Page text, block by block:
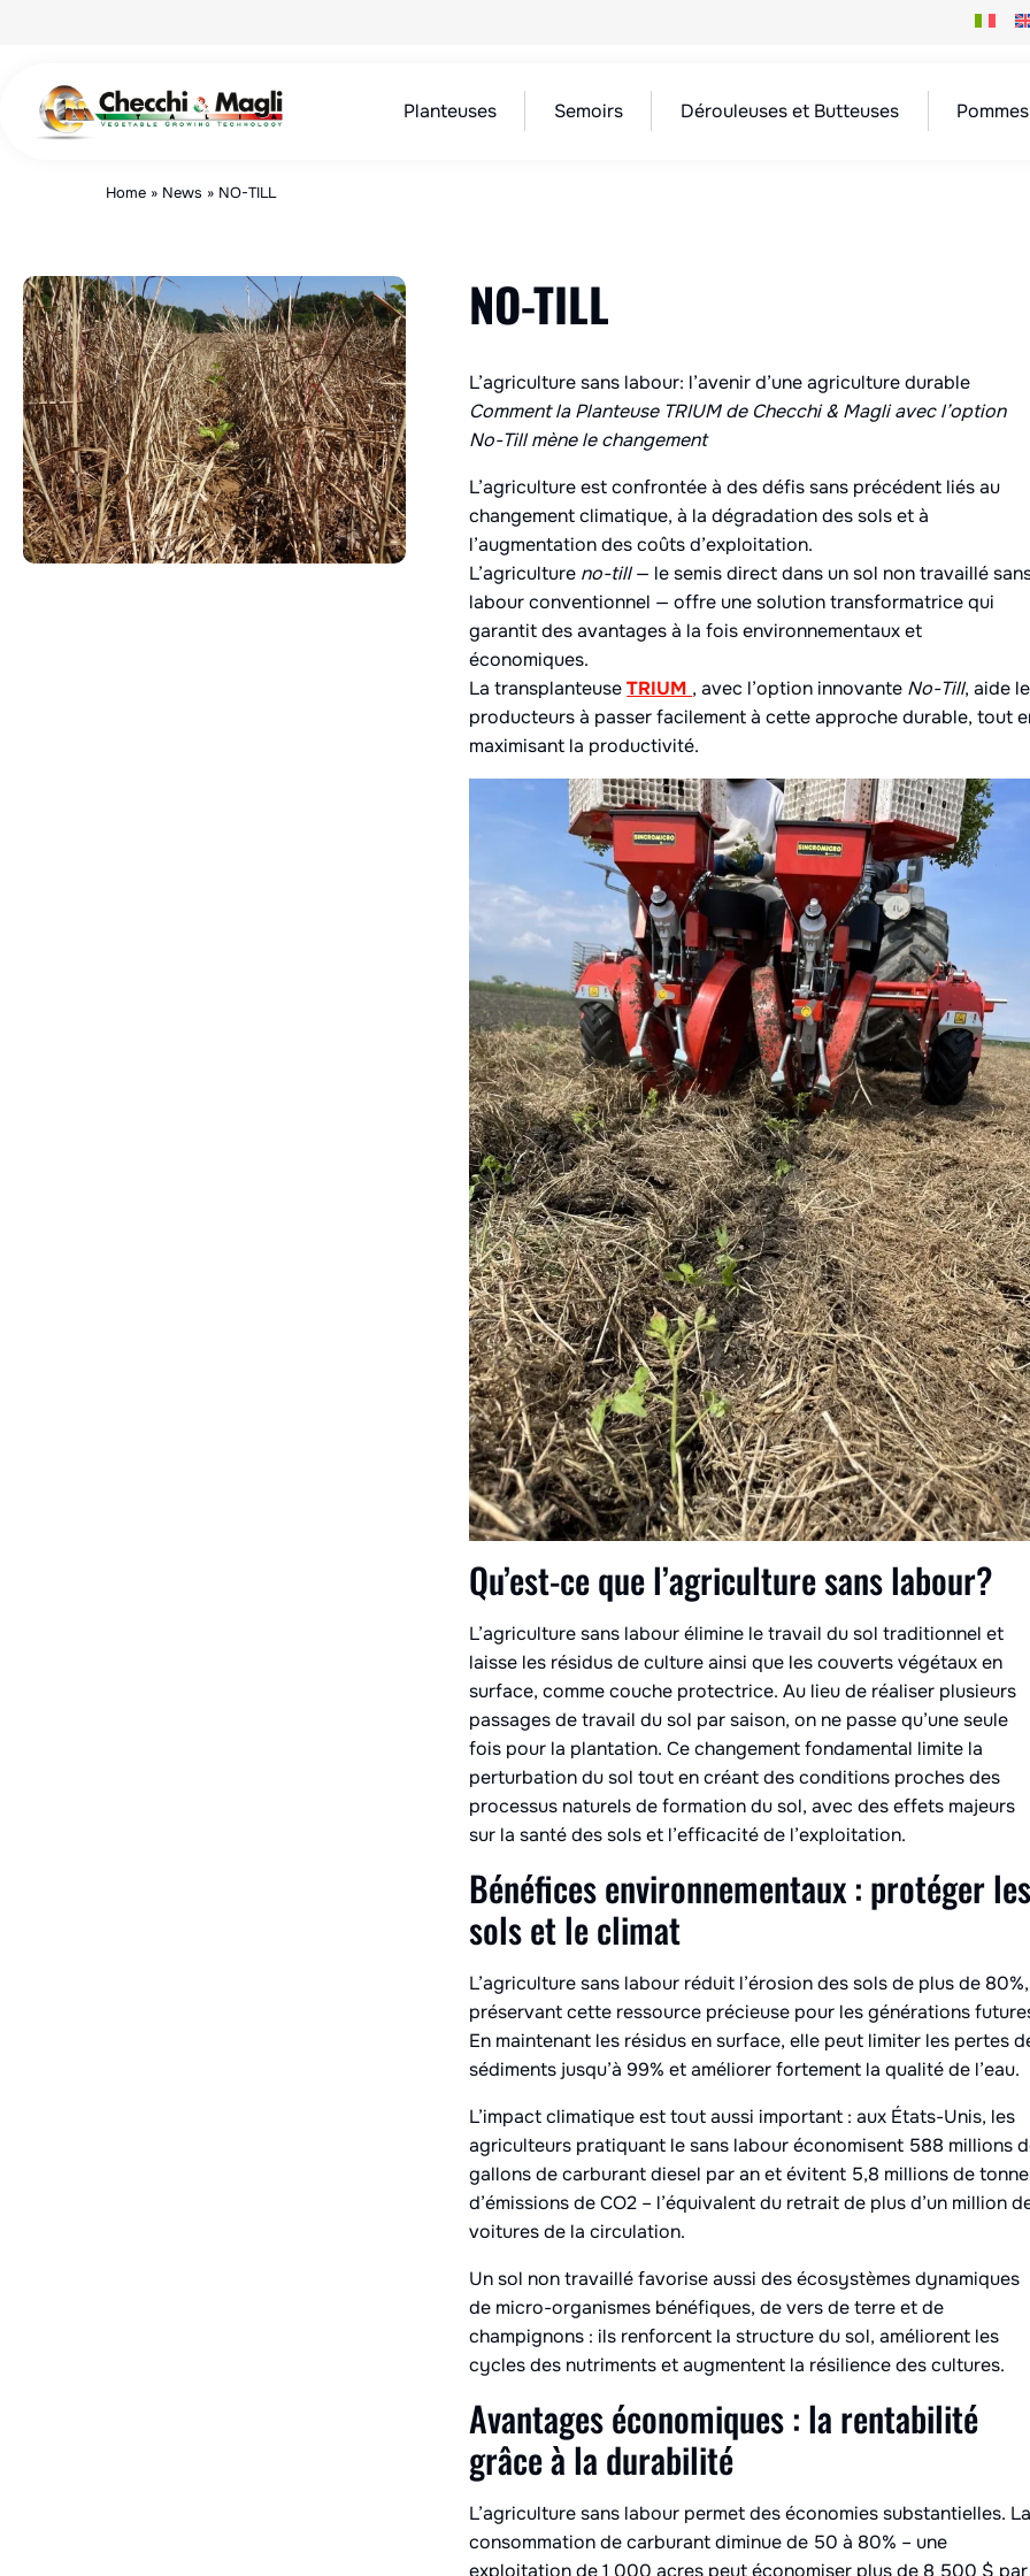
Planteuses
Semoirs Dérouleuses et Butteuses
Home » News » NO-TILL
NO-TILL
L’agriculture sans labour: l’avenir d’une agriculture durable
Comment la Planteuse TRIUM de Checchi & Magli avec l’option
No-Till mène le changement
L’agriculture est confrontée à des défis sans précédent liés au
changement climatique, à la dégradation des sols et à
l’augmentation des coûts d’exploitation.
L’agriculture no-till— le semis direct dans un sol non travaillé
labour conventionnel — offre une solution transformatrice qui
garantit des avantages à la fois environnementaux et
économiques.
La transplanteuseTRIUM , avec l’option innovante No-Till, aide
producteurs à passer facilement à cette approche durable, tout
maximisant la productivité.
Qu’est-ce que l’agriculture sans labour?
L’agriculture sans labour élimine le travail du sol traditionnel et
laisse les résidus de culture ainsi que les couverts végétaux en
surface, comme couche protectrice. Au lieu de réaliser plusieurs
passages de travail du sol par saison, on ne passe qu’une seule
fois pour la plantation. Ce changement fondamental limite la
perturbation du sol tout en créant des conditions proches des
processus naturels de formation du sol, avec des effets majeurs
sur la santé des sols et l’efficacité de l’exploitation.
Bénéfices environnementaux : protéger
sols et le climat
L’agriculture sans labour réduit l’érosion des sols de plus de 80%,
préservant cette ressource précieuse pour les générations
En maintenant les résidus en surface, elle peut limiter les pertes
sédiments jusqu’à 99% et améliorer fortement la qualité de l’eau.
L’impact climatique est tout aussi important : aux États-Unis, les
agriculteurs pratiquant le sans labour économisent 588 millions
gallons de carburant diesel par an et évitent 5,8 millions de
d’émissions de CO2 – l’équivalent du retrait de plus d’un million
voitures de la circulation.
Un sol non travaillé favorise aussi des écosystèmes dynamiques
de micro-organismes bénéfiques, de vers de terre et de
champignons : ils renforcent la structure du sol, améliorent les
cycles des nutriments et augmentent la résilience des cultures.
Avantages économiques : la rentabilité
grâce à la durabilité
L’agriculture sans labour permet des économies substantielles.
consommation de carburant diminue de 50 à 80% – une